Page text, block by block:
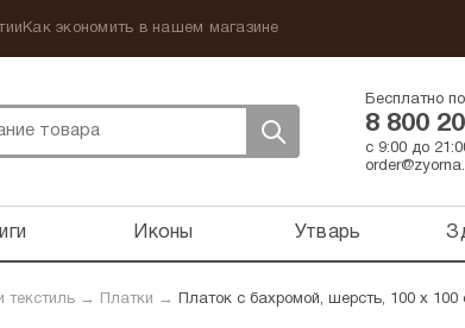
Как экономить в нашем магазине
Бесплатно
8 800
с 9:00 до
Иконы Утварь
текстиль → Платки → Платок с бахромой, шерсть, 100 х 100